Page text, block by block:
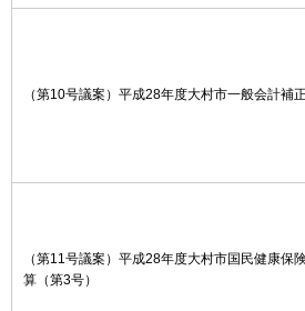
（第10号議案）平成28年度大村市一般会計補
（第11号議案）平成28年度大村市国民健康保
算（第3号）